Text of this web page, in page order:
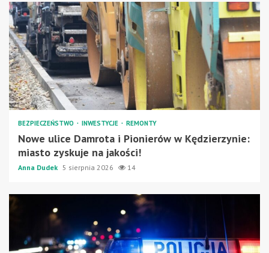
BEZPIECZEŃSTWO INWESTYCJE REMONTY
Nowe ulice Damrota i Pionierów w Kędzierzynie:
miasto zyskuje na jakości!
Anna Dudek 5 sierpnia 2026 14